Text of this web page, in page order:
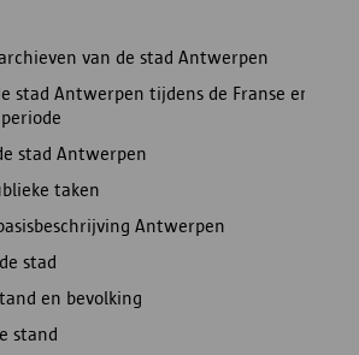
van de stad Antwerpen
stad Antwerpen tijdens de Franse en
stad Antwerpen
taken
Antwerpen
stad
en bevolking
stand